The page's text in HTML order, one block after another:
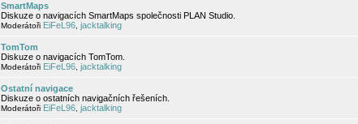
SmartMaps
Diskuze o navigacích SmartMaps společnosti PLAN Studio.
Moderátoři EiFeL96 jacktalking
TomTom
Diskuze o navigacích TomTom.
Moderátoři EiFeL96 jacktalking
Ostatní navigace
Diskuze o ostatních navigačních řešeních.
Moderátoři EiFeL96 jacktalking